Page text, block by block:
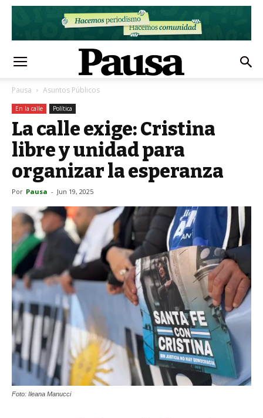
Pausa Asuntos Públicos
En la calle Política
La calle exige: Cristina
libre y unidad para
organizar la esperanza
Por Pausa - Jun 19, 2025
Foto: Ileana Manucci